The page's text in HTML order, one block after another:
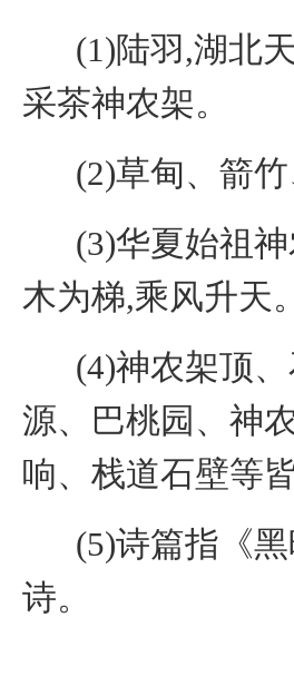
(1)陆羽,湖北
采茶神农架。
(2)草甸、箭
(3)华夏始祖
木为梯,乘风升天。
(4)神农架顶
源、巴桃园、神
响、栈道石壁等
(5)诗篇指《
诗。